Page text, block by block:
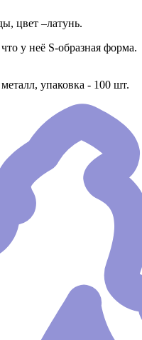
цвет –латунь.
у неё S-образная форма.
упаковка - 100 шт.